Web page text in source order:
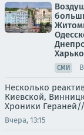
СМИ
Несколько
Киевской,
Хроники Гераней//
Вчера, 13:15